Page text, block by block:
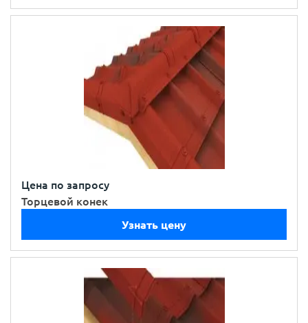
Цена по запросу
Торцевой конек
Узнать цену